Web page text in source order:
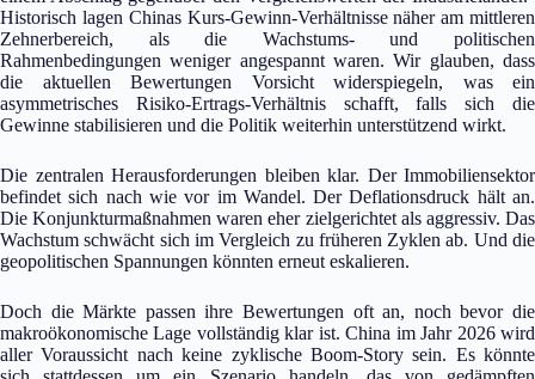
Historisch lagen Chinas Kurs-Gewinn-Verhältnisse näher am mittleren
Zehnerbereich, als die Wachstums- und politischen
Rahmenbedingungen weniger angespannt waren. Wir glauben, dass
die aktuellen Bewertungen Vorsicht widerspiegeln, was ein
asymmetrisches Risiko-Ertrags-Verhältnis schafft, falls sich die
Gewinne stabilisieren und die Politik weiterhin unterstützend wirkt.
Die zentralen Herausforderungen bleiben klar. Der Immobiliensektor
befindet sich nach wie vor im Wandel. Der Deflationsdruck hält an.
Die Konjunkturmaßnahmen waren eher zielgerichtet als aggressiv. Das
Wachstum schwächt sich im Vergleich zu früheren Zyklen ab. Und die
geopolitischen Spannungen könnten erneut eskalieren.
Doch die Märkte passen ihre Bewertungen oft an, noch bevor die
makroökonomische Lage vollständig klar ist. China im Jahr 2026 wird
aller Voraussicht nach keine zyklische Boom-Story sein. Es könnte